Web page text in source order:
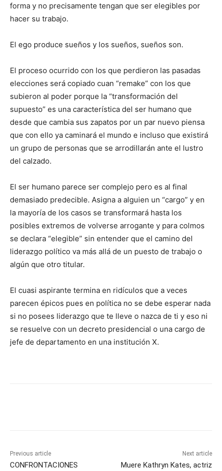
forma y no precisamente tengan que ser elegibles por
hacer su trabajo.
El ego produce sueños y los sueños, sueños son.
El proceso ocurrido con los que perdieron las pasadas
elecciones será copiado cuan “remake” con los que
subieron al poder porque la “transformación del
supuesto” es una característica del ser humano que
desde que cambia sus zapatos por un par nuevo piensa
que con ello ya caminará el mundo e incluso que existirá
un grupo de personas que se arrodillarán ante el lustro
del calzado.
El ser humano parece ser complejo pero es al final
demasiado predecible. Asigna a alguien un “cargo” y en
la mayoría de los casos se transformará hasta los
posibles extremos de volverse arrogante y para colmos
se declara “elegible” sin entender que el camino del
liderazgo político va más allá de un puesto de trabajo o
algún que otro titular.
El cuasi aspirante termina en ridículos que a veces
parecen épicos pues en política no se debe esperar nada
si no posees liderazgo que te lleve o nazca de ti y eso ni
se resuelve con un decreto presidencial o una cargo de
jefe de departamento en una institución X.
Previous article
CONFRONTACIONES
Next article
Muere Kathryn Kates, actriz